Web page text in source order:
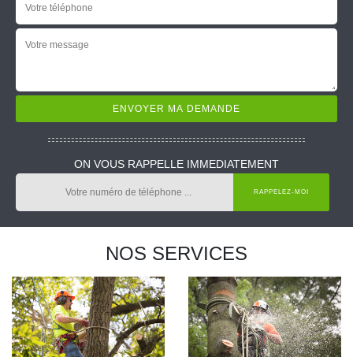
ON VOUS RAPPELLE IMMEDIATEMENT
NOS SERVICES